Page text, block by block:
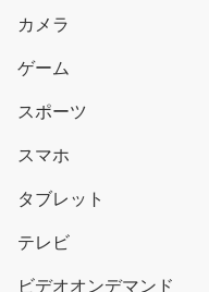
カメラ
ゲーム
スポーツ
スマホ
タブレット
テレビ
ビデオオンデマンド